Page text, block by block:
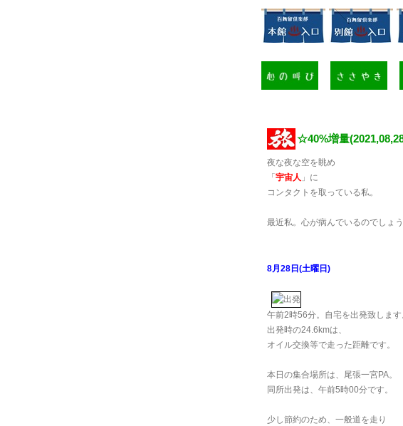
☆40%増量
夜な夜な空を眺め
「 宇宙人 」に
コンタクトを取っている私。
最近私。心が病んでいるのでしょ
8月28日(土曜日)
午前2時56分。自宅を出発致します
出発時の24.6kmは、
オイル交換等で走った距離です。
本日の集合場所は、尾張一宮PA。
同所出発は、午前5時00分です。
少し節約のため、一般道を走り